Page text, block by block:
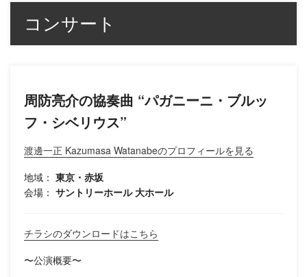
コンサート
周防亮介の協奏曲 “パガニーニ・ブルッ
フ・シベリウス”
渡邊一正 Kazumasa Watanabeのプロフィールを見る
地域： 東京・赤坂
会場： サントリーホール 大ホール
チラシのダウンロードはこちら
〜公演概要〜